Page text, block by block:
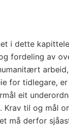
i dette
fordeling av
for tidlegare,
eit
Krav til og mål
må derfor